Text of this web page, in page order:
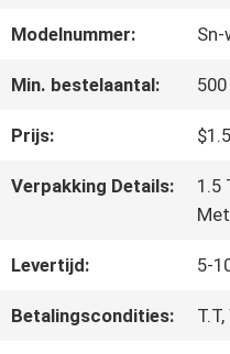
CONTACTEER
NIEUWS
Modelnummer:
Min. bestelaantal:
Prijs:
Verpakking Details:
1.5
Levertijd: 5-
Betalingscondities: